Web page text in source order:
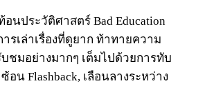
นประวัติศาสตร์ Bad Education
ารเล่าเรื่องที่ดูยาก ท้าทายความ
ชมอย่างมากๆ เต็มไปด้วยการทับ
อน Flashback, เลือนลางระหว่าง